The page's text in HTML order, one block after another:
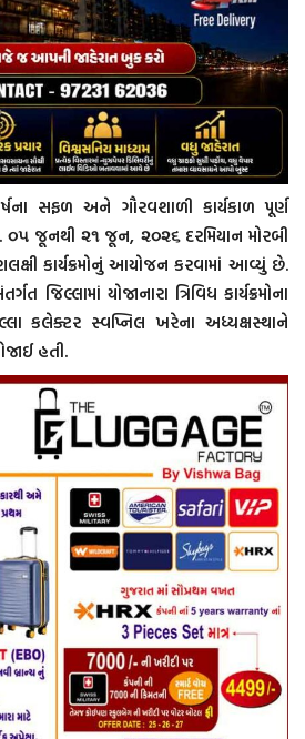
સફળ અને ગૌરવશાળી કાર્યકાળ પૂર્ણ
જૂનથી ૨૧ જૂન, ૨૦૨૬ દરમિયાન મોરબી
કાર્યક્રમોનું આયોજન કરવામાં આવ્યું છે.
જિલ્લામાં યોજાનારા ત્રિવિધ કાર્યક્રમોના
કલેક્ટર સ્વપ્નિલ ખરેના અધ્યક્ષસ્થાને
હતી.